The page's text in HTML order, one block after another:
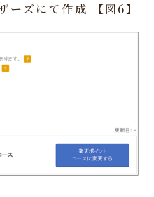
ーズにて作成 【図6】